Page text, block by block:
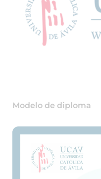
Modelo de diploma